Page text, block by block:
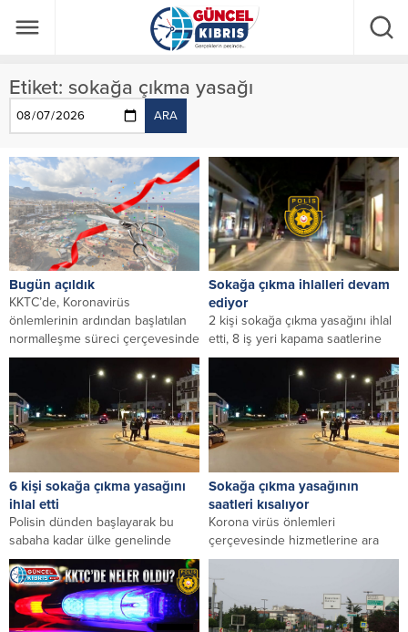
Etiket: sokağa çıkma yasağı
ARA
Bugün açıldık
KKTC’de, Koronavirüs
önlemlerinin ardından başlatılan
normalleşme süreci çerçevesinde
bugün, geniş bir açılıma gidildi.
Sokağa çıkma ihlalleri devam
ediyor
2 kişi sokağa çıkma yasağını ihlal
etti, 8 iş yeri kapama saatlerine
riayet etmedi! Polis...
6 kişi sokağa çıkma yasağını
ihlal etti
Polisin dünden başlayarak bu
sabaha kadar ülke genelinde
yaptığı kontrollerde gece saat
00:01’den sonra sokağa...
Sokağa çıkma yasağının
saatleri kısalıyor
Korona virüs önlemleri
çerçevesinde hizmetlerine ara
veren birçok sektör bugün iş başı
yaptı.Gece sokağa çıkma...